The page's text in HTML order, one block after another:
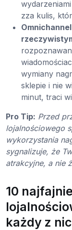
zza kulis,
wymiany
sklepie i nie
minut, traci
Pro Tip: Przed
lojalnościowego
wykorzystania
sygnalizuje, że
atrakcyjne, a nie
10
każdy z